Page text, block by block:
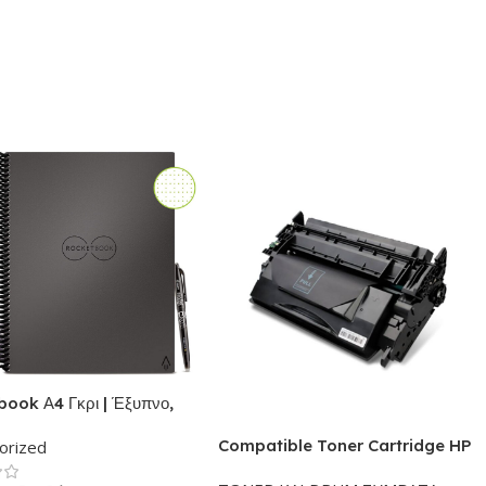
Α4 Γκρι | Έξυπνο,
τετράδιο-
| Το σετ
Compatible Toner Cartridge HP